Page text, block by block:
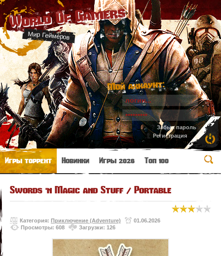
World Of Gamers
Мир Геймеров
Мой аккаунт:
Забыл пароль
Регистрация
Игры торрент Новинки Игры 2026 Топ 100
Swords 'n Magic and Stuff / Portable
Категория: Приключение (Adventure)
01.06.2026
Просмотры: 608
Загрузки: 126